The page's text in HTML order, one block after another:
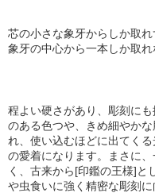
芯の小さな象牙からしか取
象牙の中心から一本しか取れ
程よい硬さがあり、彫刻に
のある色つや、きめ細やか
れ、使い込むほどに出てく
の愛着になります。まさに
く、古来から[印鑑の王様]と
や虫食いに強く精密な彫刻に